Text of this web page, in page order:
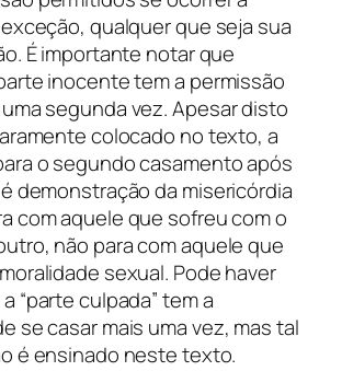
qualquer que seja sua
É importante notar que
inocente tem a permissão
segunda vez. Apesar disto
colocado no texto, a
o segundo casamento após
demonstração da misericórdia
com aquele que sofreu com o
não para com aquele que
sexual. Pode haver
“parte culpada” tem a
se casar mais uma vez, mas tal
é ensinado neste texto.